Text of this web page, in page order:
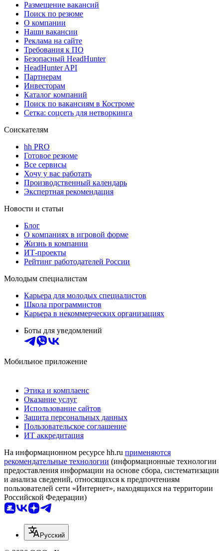
Размещение вакансий
Поиск по резюме
О компании
Наши вакансии
Реклама на сайте
Требования к ПО
Безопасный HeadHunter
HeadHunter API
Партнерам
Инвесторам
Каталог компаний
Поиск по вакансиям в Костроме
Сетка: соцсеть для нетворкинга
Соискателям
hh PRO
Готовое резюме
Все сервисы
Хочу у вас работать
Производственный календарь
Экспертная рекомендация
Новости и статьи
Блог
О компаниях в игровой форме
Жизнь в компании
ИТ-проекты
Рейтинг работодателей России
Молодым специалистам
Карьера для молодых специалистов
Школа программистов
Карьера в некоммерческих организациях
Боты для уведомлений
Мобильное приложение
Этика и комплаенс
Оказание услуг
Использование сайтов
Защита персональных данных
Пользовательское соглашение
ИТ аккредитация
На информационном ресурсе hh.ru применяются
рекомендательные технологии (информационные технологии
предоставления информации на основе сбора, систематизации
и анализа сведений, относящихся к предпочтениям
пользователей сети «Интернет», находящихся на территории
Российской Федерации)
Русский